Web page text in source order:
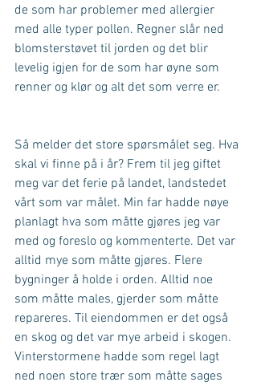
de som har problemer med allergier
med alle typer pollen. Regner slår ned
blomsterstøvet til jorden og det blir
levelig igjen for de som har øyne som
renner og klør og alt det som verre er.
Så melder det store spørsmålet seg. Hva
skal vi finne på i år? Frem til jeg giftet
meg var det ferie på landet, landstedet
vårt som var målet. Min far hadde nøye
planlagt hva som måtte gjøres jeg var
med og foreslo og kommenterte. Det var
alltid mye som måtte gjøres. Flere
bygninger å holde i orden. Alltid noe
som måtte males, gjerder som måtte
repareres. Til eiendommen er det også
en skog og det var mye arbeid i skogen.
Vinterstormene hadde som regel lagt
ned noen store trær som måtte sages